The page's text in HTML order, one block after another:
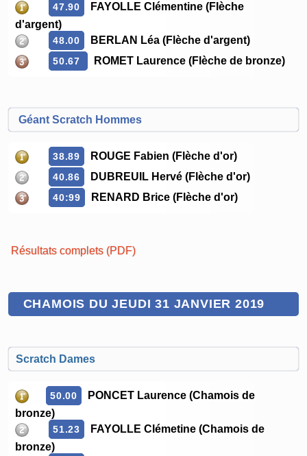
47.90
FAYOLLE Clémentine (Flèche
d'argent)
48.00 BERLAN Léa (Flèche d'argent)
50.67 ROMET Laurence (Flèche de bronze)
Géant Scratch Hommes
38.89 ROUGE Fabien (Flèche d'or)
40.86 DUBREUIL Hervé (Flèche d'or)
40:99 RENARD Brice (Flèche d'or)
Résultats complets (PDF)
CHAMOIS DU JEUDI 31 JANVIER 2019
Scratch Dames
50.00
PONCET Laurence (Chamois de
bronze)
51.23
FAYOLLE Clémetine (Chamois de
bronze)